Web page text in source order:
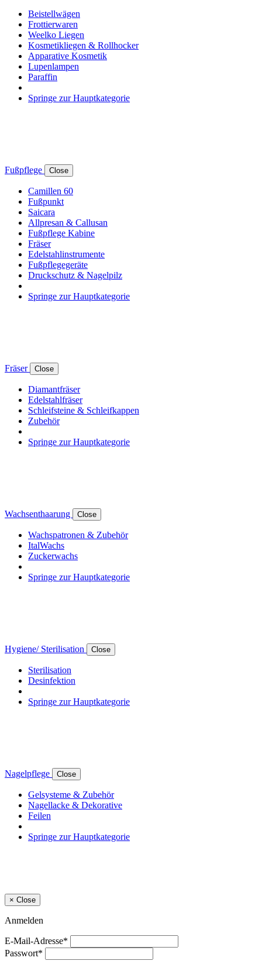
Beistellwägen
Frottierwaren
Weelko Liegen
Kosmetikliegen & Rollhocker
Apparative Kosmetik
Lupenlampen
Paraffin
Springe zur Hauptkategorie
Fußpflege Close
Camillen 60
Fußpunkt
Saicara
Allpresan & Callusan
Fußpflege Kabine
Fräser
Edelstahlinstrumente
Fußpflegegeräte
Druckschutz & Nagelpilz
Springe zur Hauptkategorie
Fräser Close
Diamantfräser
Edelstahlfräser
Schleifsteine & Schleifkappen
Zubehör
Springe zur Hauptkategorie
Wachsenthaarung Close
Wachspatronen & Zubehör
ItalWachs
Zuckerwachs
Springe zur Hauptkategorie
Hygiene/ Sterilisation Close
Sterilisation
Desinfektion
Springe zur Hauptkategorie
Nagelpflege Close
Gelsysteme & Zubehör
Nagellacke & Dekorative
Feilen
Springe zur Hauptkategorie
× Close
Anmelden
E-Mail-Adresse*
Passwort*